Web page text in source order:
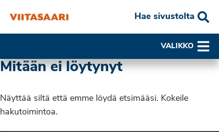
Hae sivustolta
VALIKKO
Mitään ei löytynyt
Näyttää siltä että emme löydä etsimääsi. Kokeile
hakutoimintoa.